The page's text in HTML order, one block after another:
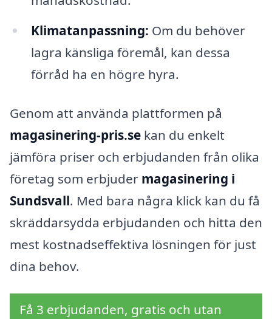
Klimatanpassning: Om du behöver
lagra känsliga föremål, kan dessa
förråd ha en högre hyra.
Genom att använda plattformen på
magasinering-pris.se kan du enkelt
jämföra priser och erbjudanden från olika
företag som erbjuder magasinering i
Sundsvall. Med bara några klick kan du få
skräddarsydda erbjudanden och hitta den
mest kostnadseffektiva lösningen för just
dina behov.
Få 3 erbjudanden, gratis och utan